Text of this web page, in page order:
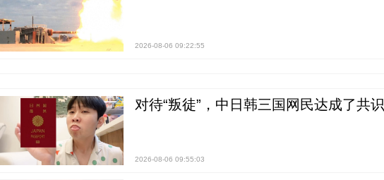
2026-08-06 09:22:55
对待“叛徒”，中日韩三国网民达成了共识
2026-08-06 09:55:03